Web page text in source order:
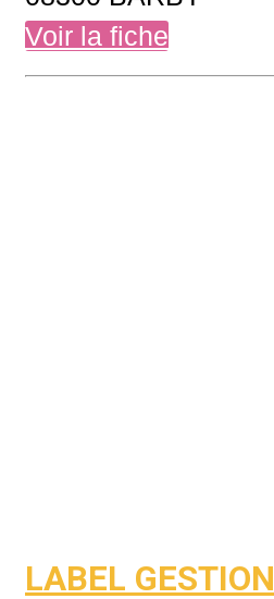
Voir la fiche
LABEL GESTION